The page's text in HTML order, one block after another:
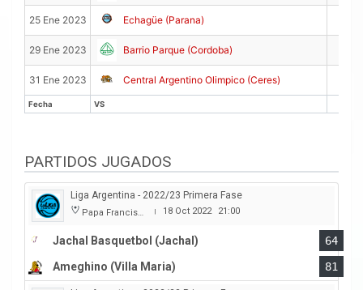
Fecha VS
25 Ene 2023 Echagüe (Parana)
29 Ene 2023 Barrio Parque (Cordoba)
31 Ene 2023 Central Argentino Olimpico (Ceres)
Fecha VS
PARTIDOS JUGADOS
Liga Argentina - 2022/23 Primera Fase
Papa Francisco | 18 Oct 2022 21:00
Jachal Basquetbol (Jachal)
64
Ameghino (Villa Maria)
81